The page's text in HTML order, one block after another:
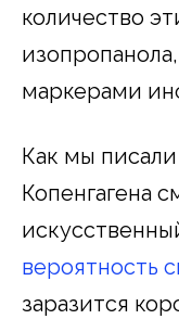
количество
маркерами
Как мы
Копенгагена
вероятность
заразится